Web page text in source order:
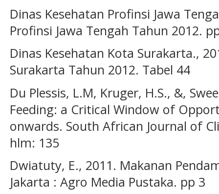
Dinas Kesehatan Profinsi Jawa
Profinsi Jawa Tengah Tahun 2012.
Dinas Kesehatan Kota Surakarta.,
Surakarta Tahun 2012. Tabel 44
Du Plessis, L.M, Kruger, H.S., &,
Feeding: a Critical Window of
onwards. South African Journal of
hlm: 135
Dwiatuty, E., 2011. Makanan
Jakarta : Agro Media Pustaka. pp 3